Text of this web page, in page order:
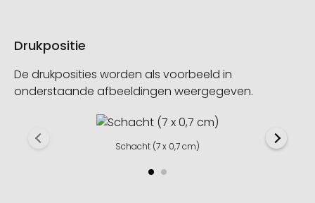
Drukpositie
De drukposities worden als voorbeeld in
onderstaande afbeeldingen weergegeven.
Schacht (7 x 0,7 cm)